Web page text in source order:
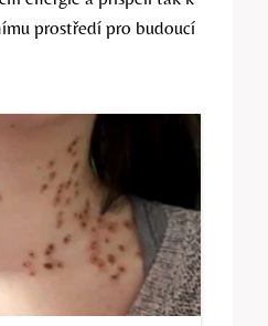
prostředí pro budoucí